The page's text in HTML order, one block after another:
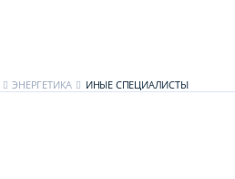
ЭНЕРГЕТИКА ИНЫЕ СПЕЦИАЛИСТЫ